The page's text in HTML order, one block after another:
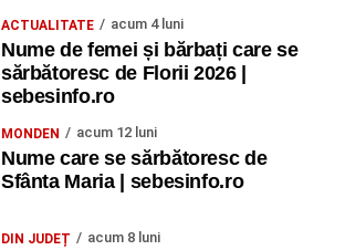
ACTUALITATE acum 4 luni
Nume de femei și bărbați care se
sărbătoresc de Florii 2026 |
sebesinfo.ro
MONDEN acum 12 luni
Nume care se sărbătoresc de
Sfânta Maria | sebesinfo.ro
DIN JUDEȚ acum 8 luni